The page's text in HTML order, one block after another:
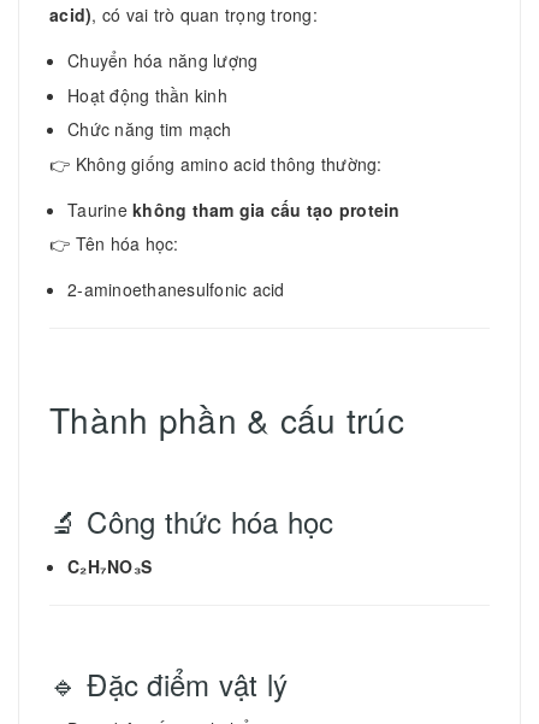
acid), có vai trò quan trọng trong:
Chuyển hóa năng lượng
Hoạt động thần kinh
Chức năng tim mạch
👉 Không giống amino acid thông thường:
Taurine không tham gia cấu tạo protein
👉 Tên hóa học:
2-aminoethanesulfonic acid
Thành phần & cấu trúc
🔬 Công thức hóa học
C₂H₇NO₃S
🔹 Đặc điểm vật lý